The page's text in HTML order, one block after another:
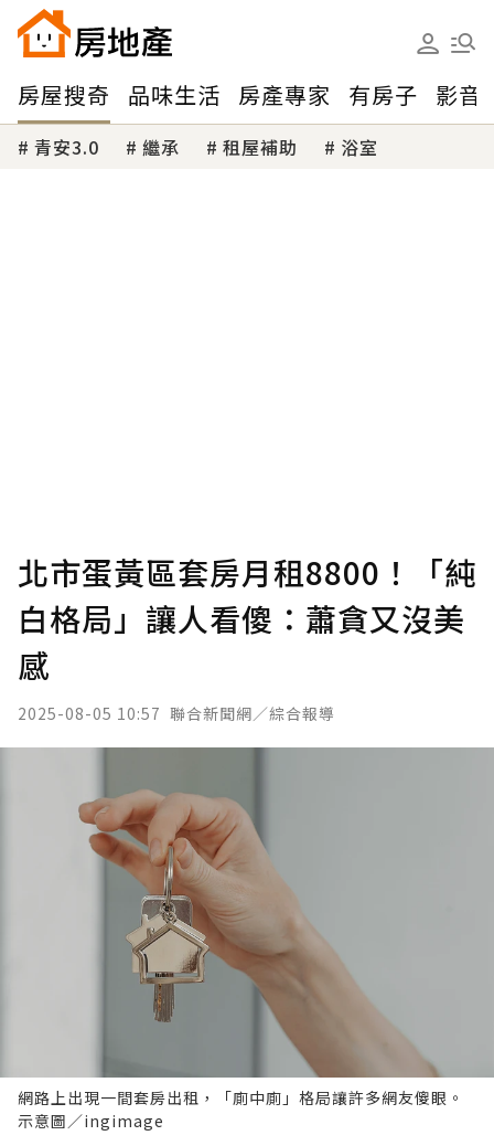
房屋搜奇 品味生活 房產專家 有房子 影音
青安3.0 繼承 租屋補助 浴室
北市蛋黃區套房月租8800！「純
白格局」讓人看傻：蕭貪又沒美
感
2025-08-05 10:57 聯合新聞網／綜合報導
網路上出現一間套房出租，「廁中廁」格局讓許多網友傻眼。
示意圖／ingimage